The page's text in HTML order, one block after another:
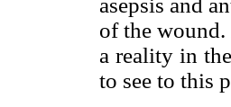
of the
a reality in
to see to this